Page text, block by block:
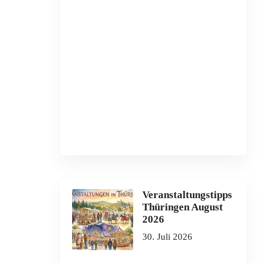
Veranstaltungstipps
Thüringen August
2026
30. Juli 2026